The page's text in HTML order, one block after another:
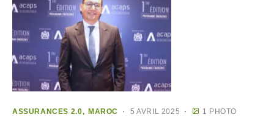
ASSURANCES 2.0 MAROC 5 AVRIL 2025 1 PHOTO